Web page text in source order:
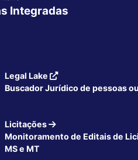
Integradas
Legal Lake
Buscador Jurídico de pessoas
Licitações
Monitoramento de Editais de
MS e MT